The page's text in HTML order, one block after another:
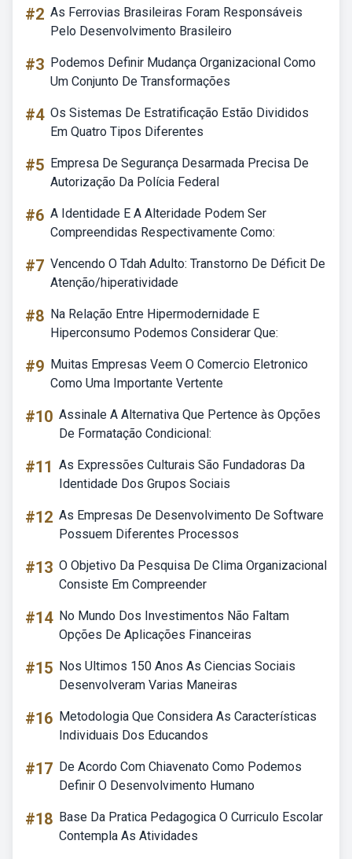
#2 As Ferrovias Brasileiras Foram Responsáveis
Pelo Desenvolvimento Brasileiro
#3 Podemos Definir Mudança Organizacional Como
Um Conjunto De Transformações
#4 Os Sistemas De Estratificação Estão Divididos
Em Quatro Tipos Diferentes
#5 Empresa De Segurança Desarmada Precisa De
Autorização Da Polícia Federal
#6 A Identidade E A Alteridade Podem Ser
Compreendidas Respectivamente Como:
#7 Vencendo O Tdah Adulto: Transtorno De Déficit De
Atenção/hiperatividade
#8 Na Relação Entre Hipermodernidade E
Hiperconsumo Podemos Considerar Que:
#9 Muitas Empresas Veem O Comercio Eletronico
Como Uma Importante Vertente
#10 Assinale A Alternativa Que Pertence às Opções
De Formatação Condicional:
#11 As Expressões Culturais São Fundadoras Da
Identidade Dos Grupos Sociais
#12 As Empresas De Desenvolvimento De Software
Possuem Diferentes Processos
#13 O Objetivo Da Pesquisa De Clima Organizacional
Consiste Em Compreender
#14 No Mundo Dos Investimentos Não Faltam
Opções De Aplicações Financeiras
#15 Nos Ultimos 150 Anos As Ciencias Sociais
Desenvolveram Varias Maneiras
#16 Metodologia Que Considera As Características
Individuais Dos Educandos
#17 De Acordo Com Chiavenato Como Podemos
Definir O Desenvolvimento Humano
#18 Base Da Pratica Pedagogica O Curriculo Escolar
Contempla As Atividades